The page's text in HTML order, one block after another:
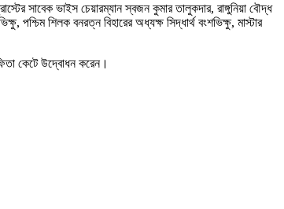
সাবেক ভাইস চেয়ারম্যান স্বজন কুমার তালুকদার, রাঙ্গুনিয়া বৌদ্ধ
পশ্চিম শিলক বনরত্ন বিহারের অধ্যক্ষ সিদ্ধার্থ বংশভিক্ষু, মাস্টার
ফিতা কেটে উদ্বোধন করেন।